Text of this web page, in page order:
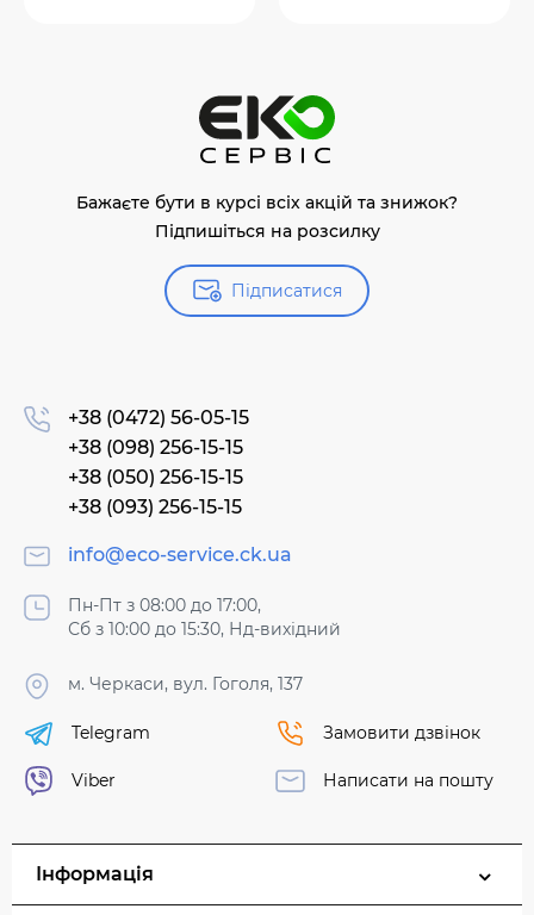
Бажаєте бути в курсі всіх акцій та знижок?
Підпишіться на розсилку
Підписатися
+38 (0472) 56-05-15
+38 (098) 256-15-15
+38 (050) 256-15-15
+38 (093) 256-15-15
info@eco-service.ck.ua
Пн-Пт з 08:00 до 17:00,
Сб з 10:00 до 15:30, Нд-вихідний
м. Черкаси, вул. Гоголя, 137
Telegram
Viber
Замовити дзвінок
Написати на пошту
Інформація